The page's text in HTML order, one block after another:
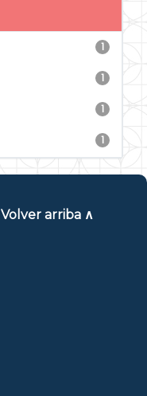
1
1
1
1
Volver arriba ∧